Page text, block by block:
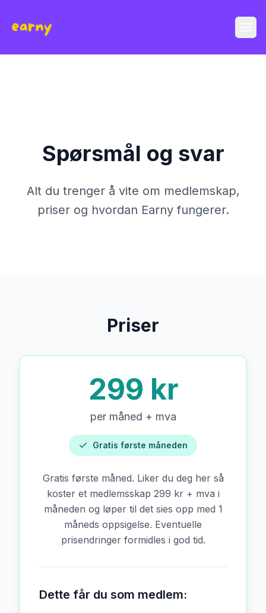
Spørsmål og svar
Alt du trenger å vite om medlemskap,
priser og hvordan Earny fungerer.
Priser
299 kr
per måned + mva
Gratis første måneden
Gratis første måned. Liker du deg her så
koster et medlemsskap 299 kr + mva i
måneden og løper til det sies opp med 1
måneds oppsigelse. Eventuelle
prisendringer formidles i god tid.
Dette får du som medlem: